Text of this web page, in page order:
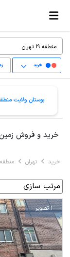
خرید
بوستان ولایت منطقه
خرید و فروش زمین و
خرید تهران منطقه 19 تهران
1 تصویر